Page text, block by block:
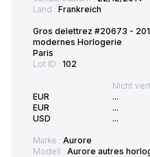
Land : Frankreich
Gros delettrez #20673 -
modernes Horlogerie
Paris
Lot ID : 102
EUR
EUR
USD
Nicht
...
...
...
Marke : Aurore
Modell : Aurore autres